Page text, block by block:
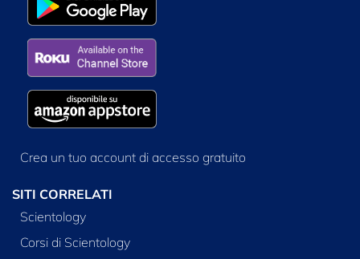
Crea un tuo account di accesso gratuito
SITI CORRELATI
Scientology
Corsi di Scientology